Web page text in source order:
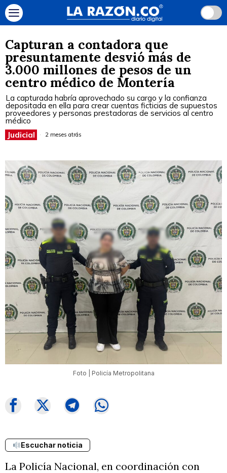
Capturan a contadora que
presuntamente desvió más de
3.000 millones de pesos de un
centro médico de Montería
La capturada habría aprovechado su cargo y la confianza
depositada en ella para crear cuentas ficticias de supuestos
proveedores y personas prestadoras de servicios al centro
médico
Judicial 2 meses atrás
Foto | Policía Metropolitana
Escuchar noticia
La Policía Nacional, en coordinación con